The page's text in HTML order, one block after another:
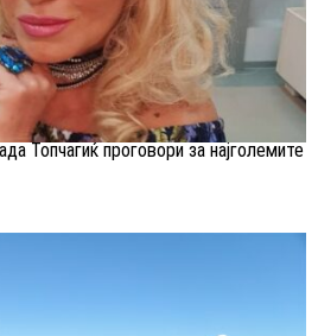
Топчагиќ проговори за најголемите